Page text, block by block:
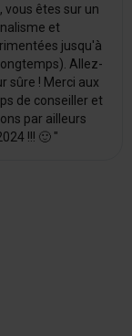
vous êtes sur un
et
jusqu'à
Allez-
sûre ! Merci aux
de conseiller et
par ailleurs
!!! 🙂 "